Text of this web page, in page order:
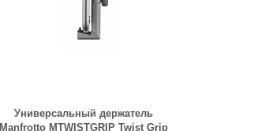
Универсальный держатель
Manfrotto MTWISTGRIP Twist Grip